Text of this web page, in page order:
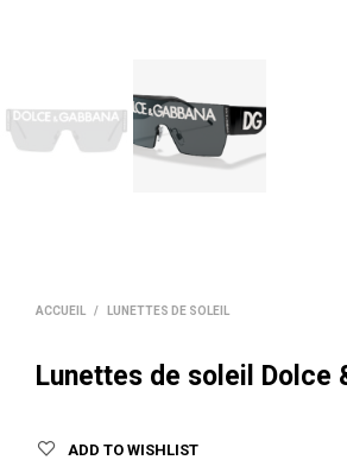
ACCUEIL / LUNETTES DE SOLEIL
Lunettes de soleil Dolce
ADD TO WISHLIST